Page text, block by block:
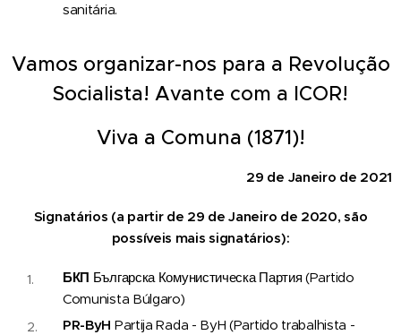
sanitária.
Vamos organizar-nos para a Revolução
Socialista! Avante com a ICOR!
Viva a Comuna (1871)!
29 de Janeiro de 2021
Signatários (a partir de 29 de Janeiro de 2020, são
possíveis mais signatários):
БКП Българска Комунистическа Партия (Partido
Comunista Búlgaro)
PR-ByH Partija Rada - ByH (Partido trabalhista -